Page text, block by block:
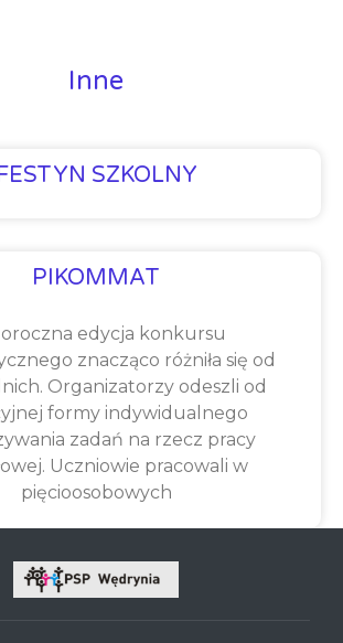
Inne
SZKOLNY
PIKOMMAT
edycja konkursu
znacząco różniła się od
Organizatorzy odeszli od
formy indywidualnego
zadań na rzecz pracy
Uczniowie pracowali w
pięcioosobowych